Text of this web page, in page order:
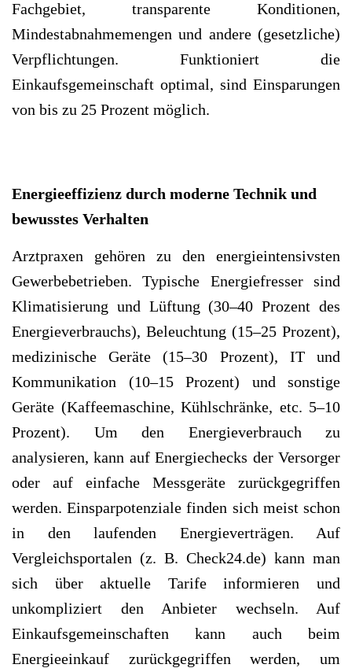
Fachgebiet, transparente Konditionen,
Mindestabnahmemengen und andere (gesetzliche)
Verpflichtungen. Funktioniert die
Einkaufsgemeinschaft optimal, sind Einsparungen
von bis zu 25 Prozent möglich.
Energieeffizienz durch moderne Technik und
bewusstes Verhalten
Arztpraxen gehören zu den energieintensivsten
Gewerbebetrieben. Typische Energiefresser sind
Klimatisierung und Lüftung (30–40 Prozent des
Energieverbrauchs), Beleuchtung (15–25 Prozent),
medizinische Geräte (15–30 Prozent), IT und
Kommunikation (10–15 Prozent) und sonstige
Geräte (Kaffeemaschine, Kühlschränke, etc. 5–10
Prozent). Um den Energieverbrauch zu
analysieren, kann auf Energiechecks der Versorger
oder auf einfache Messgeräte zurückgegriffen
werden. Einsparpotenziale finden sich meist schon
in den laufenden Energieverträgen. Auf
Vergleichsportalen (z. B. Check24.de) kann man
sich über aktuelle Tarife informieren und
unkompliziert den Anbieter wechseln. Auf
Einkaufsgemeinschaften kann auch beim
Energieeinkauf zurückgegriffen werden, um